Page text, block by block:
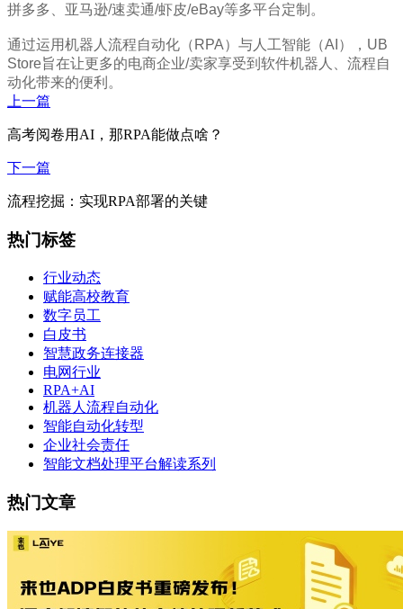
拼多多、亚马逊/速卖通/虾皮/eBay等多平台定制。
通过运用机器人流程自动化（RPA）与人工智能（AI），UB
Store旨在让更多的电商企业/卖家享受到软件机器人、流程自
动化带来的便利。
上一篇
高考阅卷用AI，那RPA能做点啥？
下一篇
流程挖掘：实现RPA部署的关键
热门标签
行业动态
赋能高校教育
数字员工
白皮书
智慧政务连接器
电网行业
RPA+AI
机器人流程自动化
智能自动化转型
企业社会责任
智能文档处理平台解读系列
热门文章